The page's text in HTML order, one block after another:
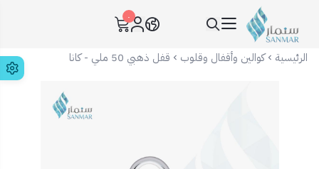
سنمار Sanmar
٠
الرئيسية كوالين وأقفال وقلوب قفل ذهبي 50 ملي - كانا